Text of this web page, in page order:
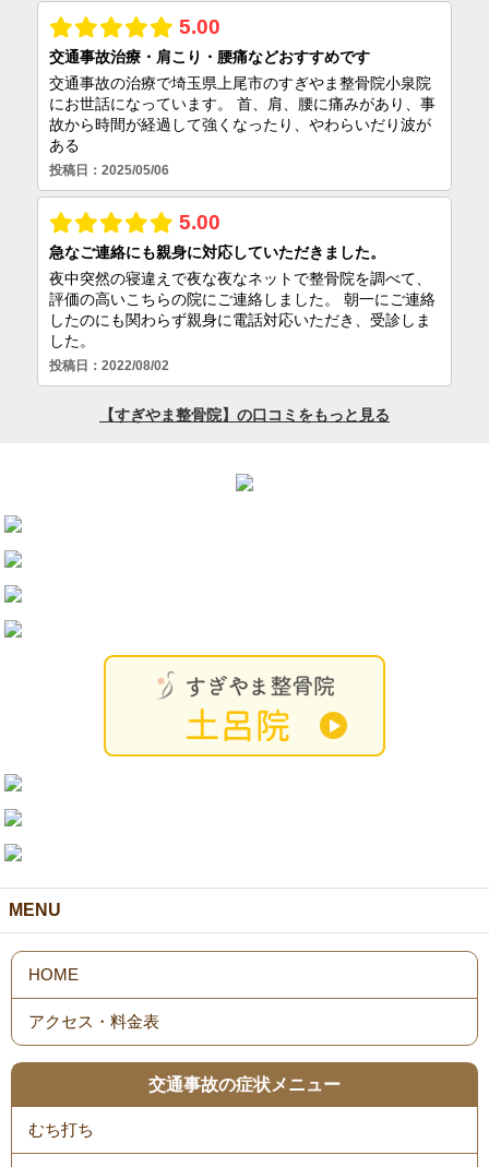
MENU
HOME
アクセス・料金表
交通事故の症状メニュー
むち打ち